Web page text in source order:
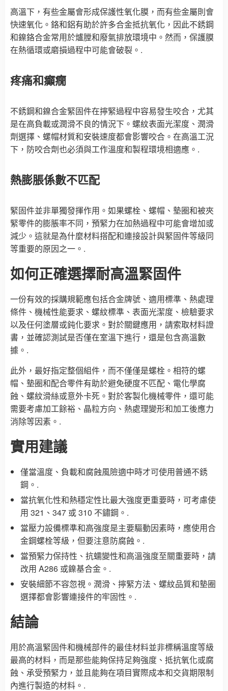
高溫下，有些金屬會形成保護性氧化膜，而有些金屬則會
快速氧化。鉻和鋁有助於許多合金抵抗氧化，因此不銹鋼
和鎳鉻合金常用於爐膛和廢氣排放環境中。然而，保護膜
在熱循環或磨損過程中可能會破裂。.
疼痛和癲癇
不銹鋼和鎳合金緊固件在擰緊過程中容易發生咬合，尤其
是在高負載或潤滑不良的情況下。螺紋表面光潔度、潤滑
劑選擇、螺帽材質和安裝速度都會影響咬合。在高溫工況
下，防咬合劑也必須與工作溫度和製程環境相適應。.
熱膨脹係數不匹配
緊固件並非單獨發揮作用。如果螺栓、螺帽、墊圈和被夾
緊零件的膨脹率不同，預緊力在加熱過程中可能會增加或
減少。這就是為什麼材料搭配和連接設計與緊固件等級同
等重要的原因之一。.
如何正確選擇耐高溫緊固件
一份有效的採購規範應包括合金牌號、適用標準、熱處理
條件、機械性能要求、螺紋標準、表面光潔度、檢驗要求
以及任何塗層或鈍化要求。對於關鍵應用，請索取材料證
書，並確認測試是否僅在室溫下進行，還是包含高溫數
據。.
此外，最好指定整個組件，而不僅僅是螺栓。相符的螺
帽、墊圈和配合零件有助於避免硬度不匹配、電化學腐
蝕、螺紋滑絲或意外卡死。對於客製化機械零件，還可能
需要考慮加工餘裕、晶粒方向、熱處理變形和加工後應力
消除等因素。.
實用建議
僅當溫度、負載和腐蝕風險適中時才可使用普通不銹
鋼。.
當抗氧化性和熱穩定性比最大強度更重要時，可考慮使
用 321、347 或 310 不鏽鋼。.
當壓力設備標準和高強度是主要驅動因素時，應使用合
金鋼螺栓等級，但要注意防腐蝕。.
當預緊力保持性、抗蠕變性和高溫強度至關重要時，請
改用 A286 或鎳基合金。.
安裝細節不容忽視。潤滑、擰緊方法、螺紋品質和墊圈
選擇都會影響連接件的牢固性。.
結論
用於高溫緊固件和機械部件的最佳材料並非標稱溫度等級
最高的材料，而是那些能夠保持足夠強度、抵抗氧化或腐
蝕、承受預緊力，並且能夠在項目實際成本和交貨期限制
內進行製造的材料。.